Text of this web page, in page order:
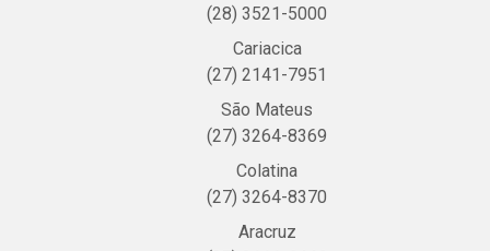
(28) 3521-5000
Cariacica
(27) 2141-7951
São Mateus
(27) 3264-8369
Colatina
(27) 3264-8370
Aracruz